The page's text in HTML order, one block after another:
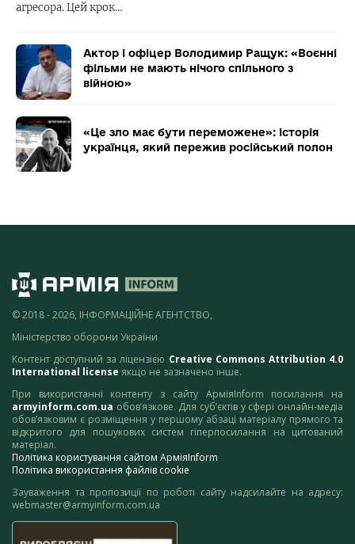
агресора. Цей крок…
Актор і офіцер Володимир Ращук: «Воєнні
фільми не мають нічого спільного з
війною»
«Це зло має бути переможене»: історія
українця, який пережив російський полон
© 2018 - 2026, ІНФОРМАЦІЙНЕ АГЕНТСТВО,
Міністерство оборони України
Контент доступний за ліцензією Creative Commons Attribution 4.0
International license якщо не зазначено інше.
При використанні контенту з сайту АрміяInform посилання на
armyinform.com.ua обов’язкове. Для суб’єктів у сфері онлайн-медіа
обов’язковим є розміщення у першому абзаці матеріалу прямого та
відкритого для пошукових систем гіперпосилання на цитований
матеріал.
Політика користування сайтом АрміяInform
Політика використання файлів cookie
Зауваження та пропозиції по роботі сайту надсилайте на адресу:
webmaster@armyinform.com.ua